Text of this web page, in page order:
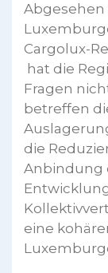
Abgesehen
Cargolux-
hat die
Fragen
betreffen
die
Anbindung
eine